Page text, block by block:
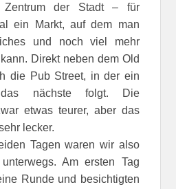
Zentrum der Stadt – für
ein Markt, auf dem man
und noch viel mehr
Direkt neben dem Old
die Pub Street, in der ein
nächste folgt. Die
etwas teurer, aber das
lecker.
Tagen waren wir also
Am ersten Tag
Runde und besichtigten